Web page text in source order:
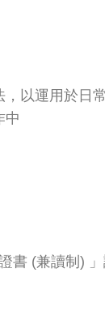
以運用於日
中
書 (兼讀制)